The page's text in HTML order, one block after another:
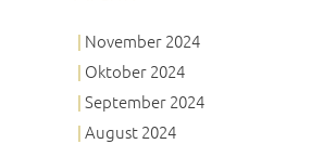
November 2024
Oktober 2024
September 2024
August 2024